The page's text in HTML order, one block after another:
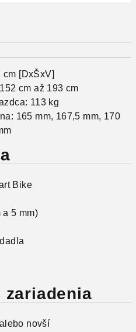
cm [DxŠxV]
cm až 193 cm
113 kg
165 mm, 167,5 mm, 170
Bike
a 5 mm)
zariadenia
novší